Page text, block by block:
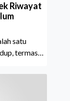
Riwayat
satu
termasuk
maupun